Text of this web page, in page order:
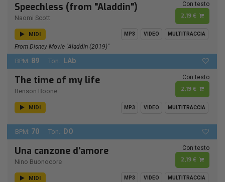
Speechless (from "Aladdin")
Naomi Scott
Con testo
2,19 €
MIDI MP3 VIDEO MULTITRACCIA
From Disney Movie "Aladdin (2019)"
BPM: 89 Ton.: LAb
The time of my life
Benson Boone
Con testo
2,19 €
MIDI MP3 VIDEO MULTITRACCIA
BPM: 70 Ton.: DO
Una canzone d'amore
Nino Buonocore
Con testo
2,19 €
MIDI MP3 VIDEO MULTITRACCIA